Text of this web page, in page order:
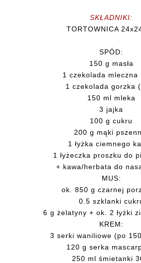
SKŁADNIKI:
TORTOWNICA
SPÓD:
150 g masła
1 czekolada mleczna
1 czekolada gorzka
150 ml mleka
3 jajka
100 g cukru
200 g mąki
1 łyżka ciemnego
1 łyżeczka proszku do
+ kawa/herbata do
MUS:
ok. 850 g czarnej
0.5 szklanki
6 g żelatyny + ok. 2 łyżki
KREM:
3 serki waniliowe (po
120 g serka
250 ml śmietanki